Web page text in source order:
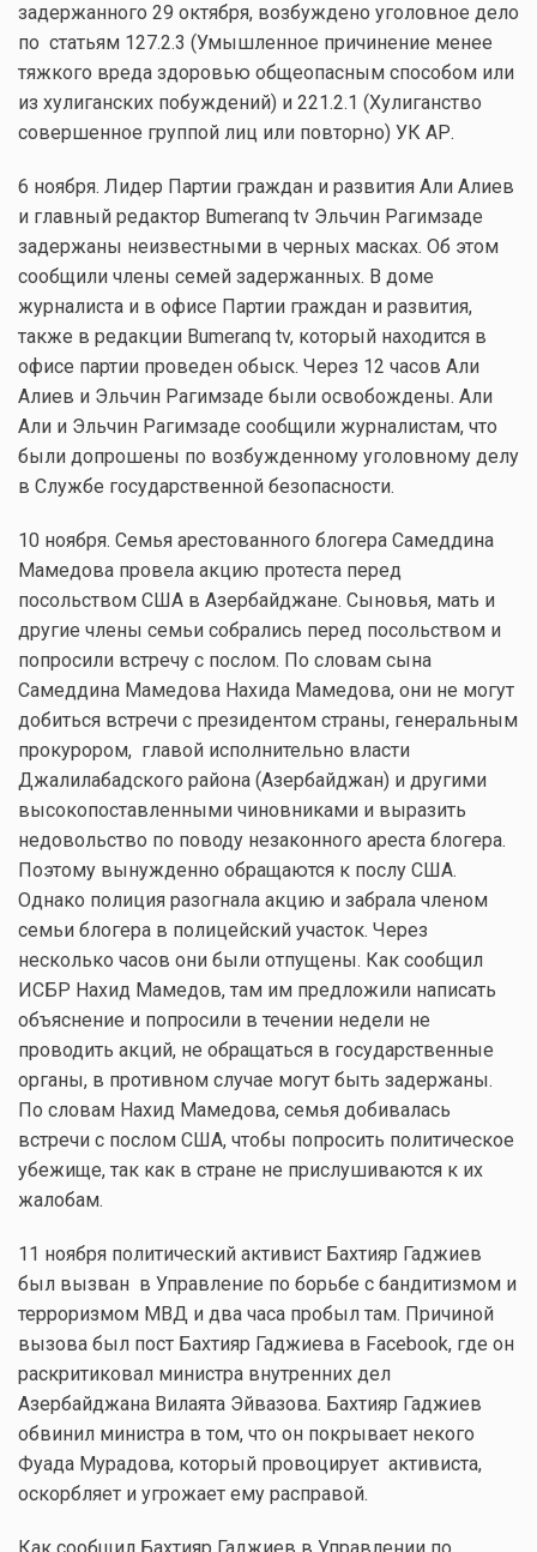
задержанного 29 октября, возбуждено уголовное дело
по статьям 127.2.3 (Умышленное причинение менее
тяжкого вреда здоровью общеопасным способом или
из хулиганских побуждений) и 221.2.1 (Хулиганство
совершенное группой лиц или повторно) УК АР.
6 ноября. Лидер Партии граждан и развития Али Алиев
и главный редактор Bumeranq tv Эльчин Рагимзаде
задержаны неизвестными в черных масках. Об этом
сообщили члены семей задержанных. В доме
журналиста и в офисе Партии граждан и развития,
также в редакции Bumeranq tv, который находится в
офисе партии проведен обыск. Через 12 часов Али
Алиев и Эльчин Рагимзаде были освобождены. Али
Али и Эльчин Рагимзаде сообщили журналистам, что
были допрошены по возбужденному уголовному делу
в Службе государственной безопасности.
10 ноября. Семья арестованного блогера Самеддина
Мамедова провела акцию протеста перед
посольством США в Азербайджане. Сыновья, мать и
другие члены семьи собрались перед посольством и
попросили встречу с послом. По словам сына
Самеддина Мамедова Нахида Мамедова, они не могут
добиться встречи с президентом страны, генеральным
прокурором, главой исполнительно власти
Джалилабадского района (Азербайджан) и другими
высокопоставленными чиновниками и выразить
недовольство по поводу незаконного ареста блогера.
Поэтому вынужденно обращаются к послу США.
Однако полиция разогнала акцию и забрала членом
семьи блогера в полицейский участок. Через
несколько часов они были отпущены. Как сообщил
ИСБР Нахид Мамедов, там им предложили написать
объяснение и попросили в течении недели не
проводить акций, не обращаться в государственные
органы, в противном случае могут быть задержаны.
По словам Нахид Мамедова, семья добивалась
встречи с послом США, чтобы попросить политическое
убежище, так как в стране не прислушиваются к их
жалобам.
11 ноября политический активист Бахтияр Гаджиев
был вызван в Управление по борьбе с бандитизмом и
терроризмом МВД и два часа пробыл там. Причиной
вызова был пост Бахтияр Гаджиева в Facebook, где он
раскритиковал министра внутренних дел
Азербайджана Вилаята Эйвазова. Бахтияр Гаджиев
обвинил министра в том, что он покрывает некого
Фуада Мурадова, который провоцирует активиста,
оскорбляет и угрожает ему расправой.